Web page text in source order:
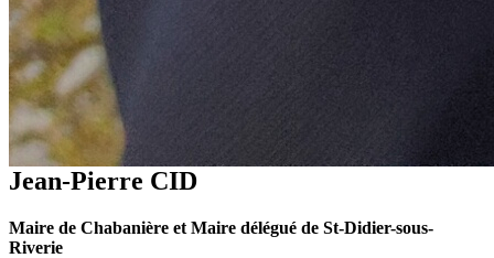
Jean-Pierre CID
Maire de Chabanière et Maire délégué de St-Didier-sous-
Riverie